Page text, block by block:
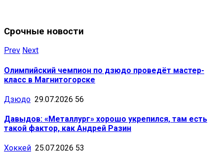
Срочные новости
Prev Next
Олимпийский чемпион по дзюдо проведёт мастер-
класс в Магнитогорске
Дзюдо 29.07.2026 56
Давыдов: «Металлург» хорошо укрепился, там есть
такой фактор, как Андрей Разин
Хоккей 25.07.2026 53